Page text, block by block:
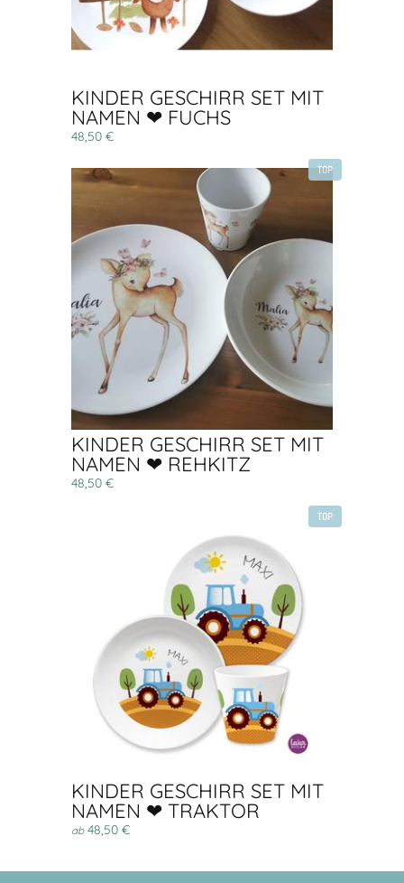
KINDER GESCHIRR SET MIT
NAMEN ❤ FUCHS
48,50 €
TOP
KINDER GESCHIRR SET MIT
NAMEN ❤ REHKITZ
48,50 €
TOP
KINDER GESCHIRR SET MIT
NAMEN ❤ TRAKTOR
ab48,50 €